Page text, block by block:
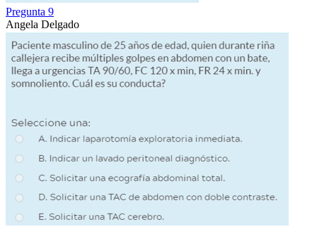
Pregunta 9
Angela Delgado